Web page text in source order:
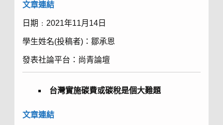
文章連結
日期﹕2021年11月14日
學生姓名(投稿者)：鄒承恩
發表社論平台：尚青論壇
台灣實施碳費或碳稅是個大難題
文章連結